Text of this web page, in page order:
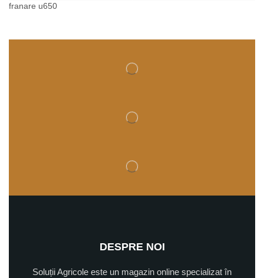
franare u650
DESPRE NOI
Soluții Agricole este un magazin online specializat în